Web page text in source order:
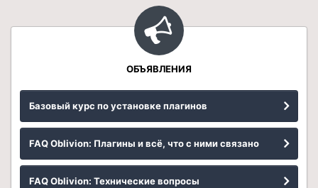
ОБЪЯВЛЕНИЯ
Базовый курс по установке плагинов
FAQ Oblivion: Плагины и всё, что с ними связано
FAQ Oblivion: Технические вопросы